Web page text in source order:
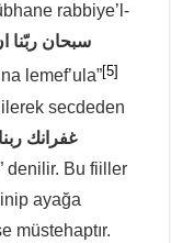
rabbiye’l-
سبحان ربّنا
lemef’ula”[5]
secdeden
غفرانك
denilir. Bu fiiller
ayağa
müstehaptır.